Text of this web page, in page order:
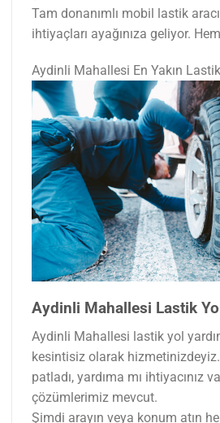
Tam donanımlı mobil lastik
ihtiyaçları ayağınıza geliyor.
Aydinli Mahallesi En Yakın
Aydinli Mahallesi Lastik
Aydinli Mahallesi lastik yol
kesintisiz olarak
patladı, yardıma mı ihtiyacınız
çözümlerimiz mevcut.
Şimdi arayın veya konum atın